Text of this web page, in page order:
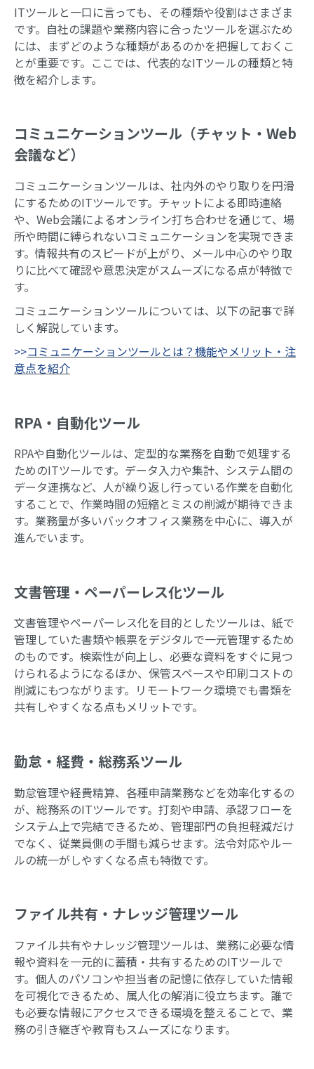
ITツールと一口に言っても、その種類や役割はさまざま
です。自社の課題や業務内容に合ったツールを選ぶため
には、まずどのような種類があるのかを把握しておくこ
とが重要です。ここでは、代表的なITツールの種類と特
徴を紹介します。
コミュニケーションツール（チャット・Web
会議など）
コミュニケーションツールは、社内外のやり取りを円滑
にするためのITツールです。チャットによる即時連絡
や、Web会議によるオンライン打ち合わせを通じて、場
所や時間に縛られないコミュニケーションを実現できま
す。情報共有のスピードが上がり、メール中心のやり取
りに比べて確認や意思決定がスムーズになる点が特徴で
す。
コミュニケーションツールについては、以下の記事で詳
しく解説しています。
>>コミュニケーションツールとは？機能やメリット・注
意点を紹介
RPA・自動化ツール
RPAや自動化ツールは、定型的な業務を自動で処理する
ためのITツールです。データ入力や集計、システム間の
データ連携など、人が繰り返し行っている作業を自動化
することで、作業時間の短縮とミスの削減が期待できま
す。業務量が多いバックオフィス業務を中心に、導入が
進んでいます。
文書管理・ペーパーレス化ツール
文書管理やペーパーレス化を目的としたツールは、紙で
管理していた書類や帳票をデジタルで一元管理するため
のものです。検索性が向上し、必要な資料をすぐに見つ
けられるようになるほか、保管スペースや印刷コストの
削減にもつながります。リモートワーク環境でも書類を
共有しやすくなる点もメリットです。
勤怠・経費・総務系ツール
勤怠管理や経費精算、各種申請業務などを効率化するの
が、総務系のITツールです。打刻や申請、承認フローを
システム上で完結できるため、管理部門の負担軽減だけ
でなく、従業員側の手間も減らせます。法令対応やルー
ルの統一がしやすくなる点も特徴です。
ファイル共有・ナレッジ管理ツール
ファイル共有やナレッジ管理ツールは、業務に必要な情
報や資料を一元的に蓄積・共有するためのITツールで
す。個人のパソコンや担当者の記憶に依存していた情報
を可視化できるため、属人化の解消に役立ちます。誰で
も必要な情報にアクセスできる環境を整えることで、業
務の引き継ぎや教育もスムーズになります。